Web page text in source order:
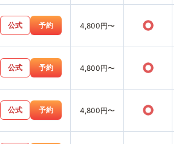
公式 予約 4,800円〜 ○
公式 予約 4,800円〜 ○
公式 予約 4,800円〜 ○